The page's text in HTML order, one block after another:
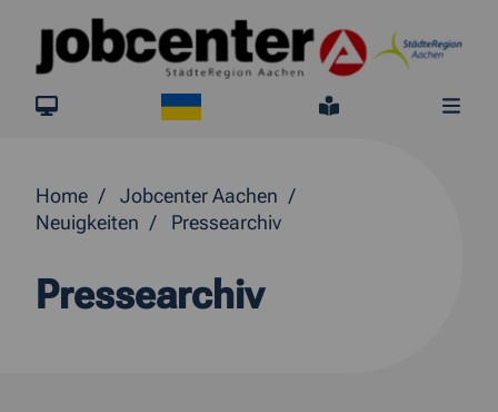
Springe direkt zum Inhalt
jobcenter.digital
Leichte
Home
Jobcenter Aachen
Neuigkeiten
Pressearchiv
Pressearchiv